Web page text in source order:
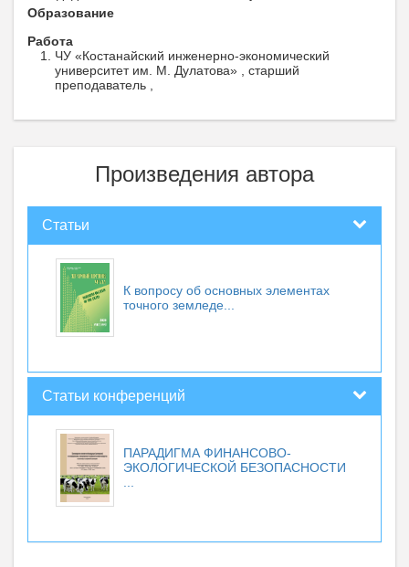
Образование
Работа
ЧУ «Костанайский инженерно-экономический
университет им. М. Дулатова» , старший
преподаватель ,
Произведения автора
Статьи
К вопросу об основных элементах
точного земледе...
Статьи конференций
ПАРАДИГМА ФИНАНСОВО-
ЭКОЛОГИЧЕСКОЙ БЕЗОПАСНОСТИ